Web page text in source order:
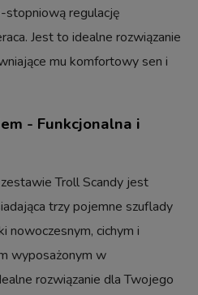
stopniową regulację
Jest to idealne rozwiązanie
mu komfortowy sen i
- Funkcjonalna i
Troll Scandy jest
trzy pojemne szuflady
nowoczesnym, cichym i
wyposażonym w
rozwiązanie dla Twojego